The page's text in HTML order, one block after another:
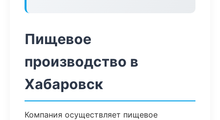
Пищевое
производство в
Хабаровск
Компания осуществляет пищевое